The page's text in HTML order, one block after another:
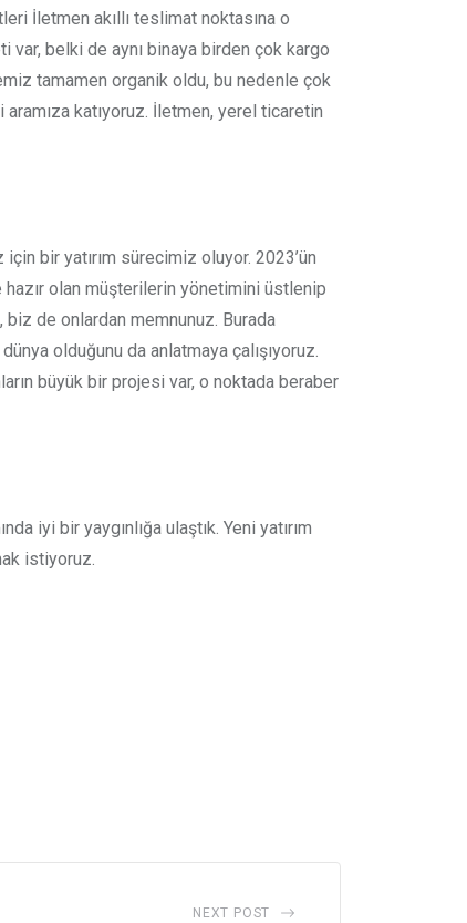
İletmen akıllı teslimat noktasına o
var, belki de aynı binaya birden çok kargo
tamamen organik oldu, bu nedenle çok
katıyoruz. İletmen, yerel ticaretin
bir yatırım sürecimiz oluyor. 2023’ün
hazır olan müşterilerin yönetimini üstlenip
de onlardan memnunuz. Burada
olduğunu da anlatmaya çalışıyoruz.
büyük bir projesi var, o noktada beraber
iyi bir yaygınlığa ulaştık. Yeni yatırım
istiyoruz.
NEXT POST